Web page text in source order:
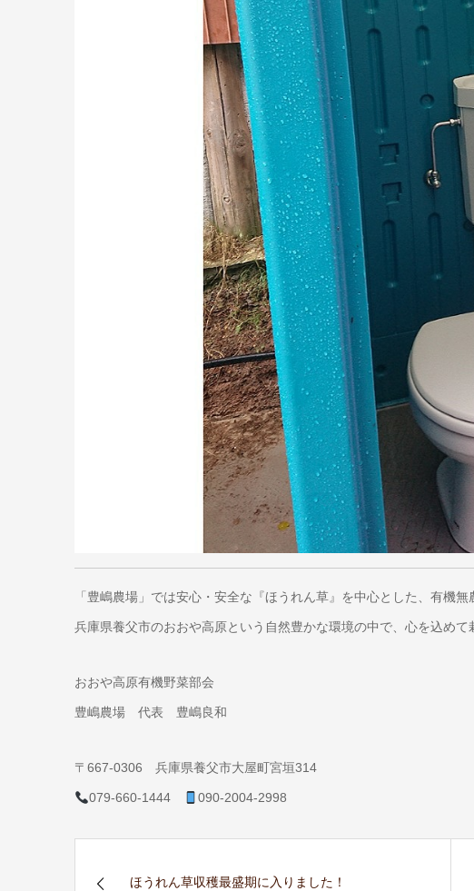
「豊嶋農場」では安心・安全な『ほうれん草』を中心とした、有機無
兵庫県養父市のおおや高原という自然豊かな環境の中で、心を込めて
おおや高原有機野菜部会
豊嶋農場 代表 豊嶋良和
〒667-0306 兵庫県養父市大屋町宮垣314
079-660-1444 090-2004-2998
ほうれん草収穫最盛期に入りました！